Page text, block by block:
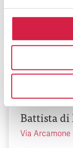
Umbria-
USL
Battista di
Via Arcamone